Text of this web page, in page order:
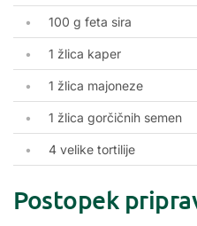
100 g feta sira
1 žlica kaper
1 žlica majoneze
1 žlica gorčičnih semen
4 velike tortilije
Postopek